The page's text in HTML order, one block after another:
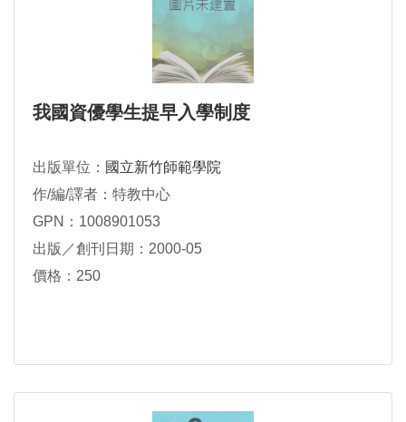
我國資優學生提早入學制度
出版單位： 國立新竹師範學院
作/編/譯者：特教中心
GPN：1008901053
出版／創刊日期：2000-05
價格：250